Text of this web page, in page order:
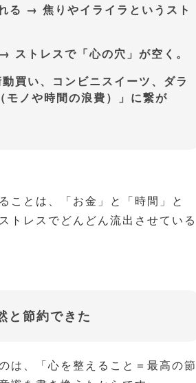
る → 焦りやイライラというスト
ストレスで「心の穴」が空く。
買い、コンビニスイーツ、ダラ
モノや時間の浪費）」に繋が
ことは、「お金」と「時間」と
トレスでどんどん流出させている
と節約できた
は、「心を整えること＝最高の節